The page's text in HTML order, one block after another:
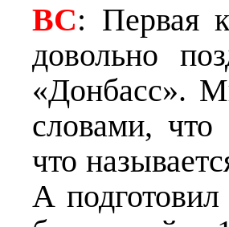
ВС: Первая
довольно
«Донбасс».
словами,
что
А